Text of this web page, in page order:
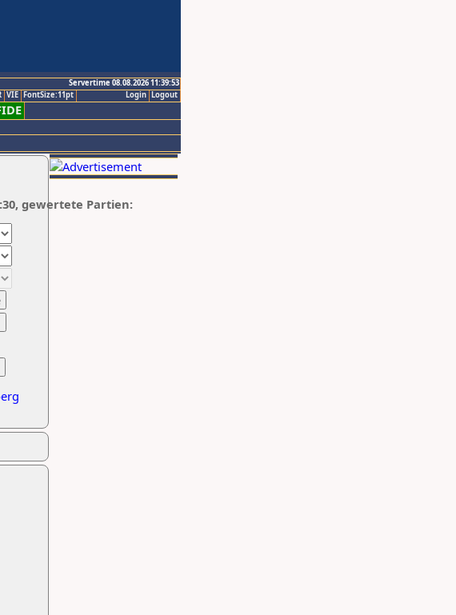
Servertime 08.08.2026 11:39:53
Logout
Login
VIE FontSize:11pt
gewertete Partien: